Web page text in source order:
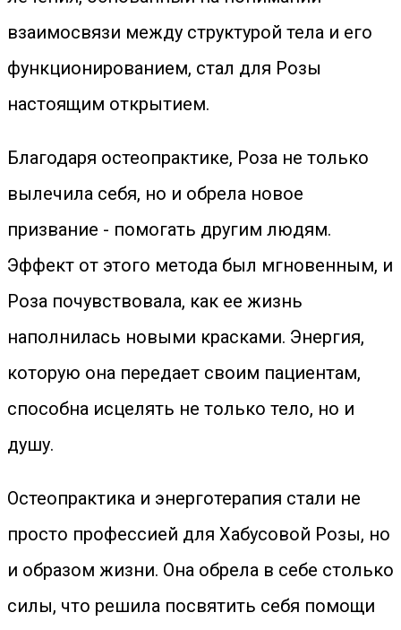
взаимосвязи между структурой тела и его
функционированием, стал для Розы
настоящим открытием.
Благодаря остеопрактике, Роза не только
вылечила себя, но и обрела новое
призвание - помогать другим людям.
Эффект от этого метода был мгновенным, и
Роза почувствовала, как ее жизнь
наполнилась новыми красками. Энергия,
которую она передает своим пациентам,
способна исцелять не только тело, но и
душу.
Остеопрактика и энерготерапия стали не
просто профессией для Хабусовой Розы, но
и образом жизни. Она обрела в себе столько
силы, что решила посвятить себя помощи